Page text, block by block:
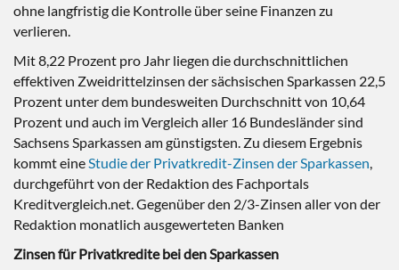
ohne langfristig die Kontrolle über seine Finanzen zu
verlieren.
Mit 8,22 Prozent pro Jahr liegen die durchschnittlichen
effektiven Zweidrittelzinsen der sächsischen Sparkassen 22,5
Prozent unter dem bundesweiten Durchschnitt von 10,64
Prozent und auch im Vergleich aller 16 Bundesländer sind
Sachsens Sparkassen am günstigsten. Zu diesem Ergebnis
kommt eineStudie der Privatkredit-Zinsen der Sparkassen,
durchgeführt von der Redaktion des Fachportals
Kreditvergleich.net. Gegenüber den 2/3-Zinsen aller von der
Redaktion monatlich ausgewerteten Banken
Zinsen für Privatkredite bei den Sparkassen